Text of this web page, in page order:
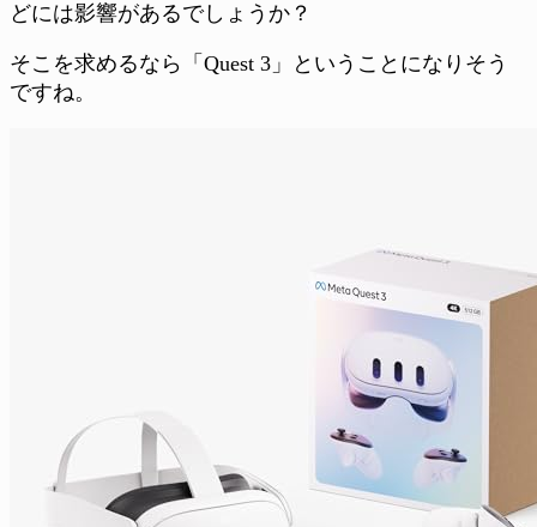
どには影響があるでしょうか？
そこを求めるなら「Quest 3」ということになりそう
ですね。